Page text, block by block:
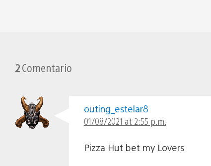
2Comentario
outing_estelar8
01/08/2021 at 2:55 p.m.
Pizza Hut bet my Lovers